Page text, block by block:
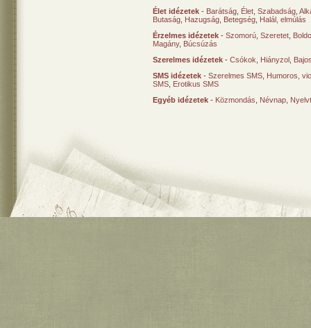
Élet idézetek - Barátság Élet Szabadság
Butaság Hazugság Betegség Halál, elmúlás
Érzelmes idézetek - Szomorú Szeretet
Magány, Búcsúzás
Szerelmes idézetek - Csókok Hiányzol
SMS idézetek - Szerelmes SMS Humoros,
SMS Erotikus SMS
Egyéb idézetek - Közmondás Névnap